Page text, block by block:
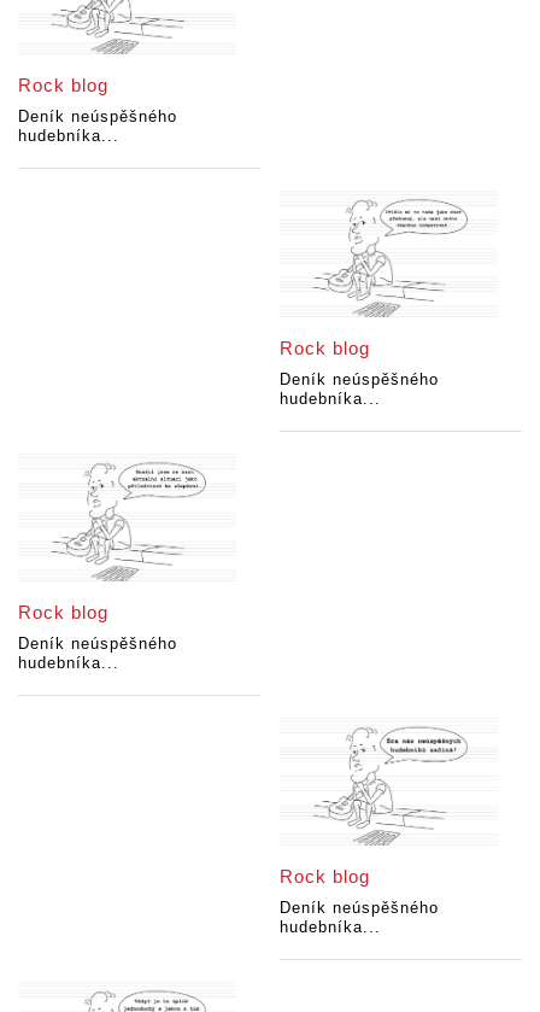
Rock blog
Deník neúspěšného
hudebníka...
Rock blog
Deník neúspěšného
hudebníka...
Rock blog
Deník neúspěšného
hudebníka...
Rock blog
Deník neúspěšného
hudebníka...